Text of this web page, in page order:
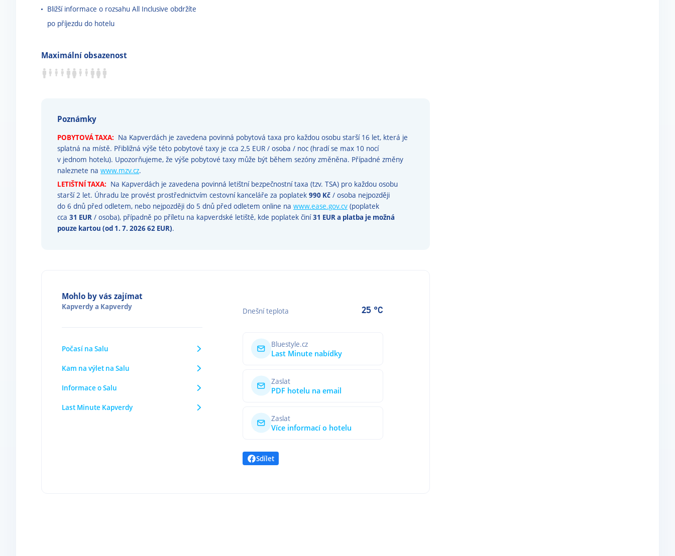
Bližší informace o rozsahu All Inclusive obdržíte
po příjezdu do hotelu
Maximální obsazenost
Poznámky
POBYTOVÁ TAXA: Na Kapverdách je zavedena povinná pobytová taxa pro každou osobu starší 16 let, která je
splatná na místě. Přibližná výše této pobytové taxy je cca 2,5 EUR / osoba / noc (hradí se max 10 nocí
v jednom hotelu). Upozorňujeme, že výše pobytové taxy může být během sezóny změněna. Případné změny
naleznete na www.mzv.cz.
LETIŠTNÍ TAXA: Na Kapverdách je zavedena povinná letištní bezpečnostní taxa (tzv. TSA) pro každou osobu
starší 2 let. Úhradu lze provést prostřednictvím cestovní kanceláře za poplatek 990 Kč / osoba nejpozději
do 6 dnů před odletem, nebo nejpozději do 5 dnů před odletem online na www.ease.gov.cv (poplatek
cca 31 EUR / osoba), případně po příletu na kapverdské letiště, kde poplatek činí31 EUR a platba je možná
pouze kartou (od 1. 7. 2026 62 EUR).
Mohlo by vás zajímat
Kapverdya Kapverdy
Počasí na Salu
Kam na výlet na Salu
Informace o Salu
Last Minute Kapverdy
Dnešní teplota 25 °C
Bluestyle.cz
Last Minute nabídky
Zaslat
PDF hotelu na email
Zaslat
Více informací o hotelu
Sdílet